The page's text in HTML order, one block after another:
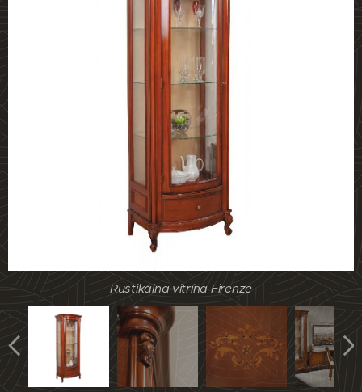
Rustikálna vitrína Firenze
Rustikálna vitrína Firenze
Rustikálna vitrína Firenze
Rustikálne kyvadlové hodiny Firenze